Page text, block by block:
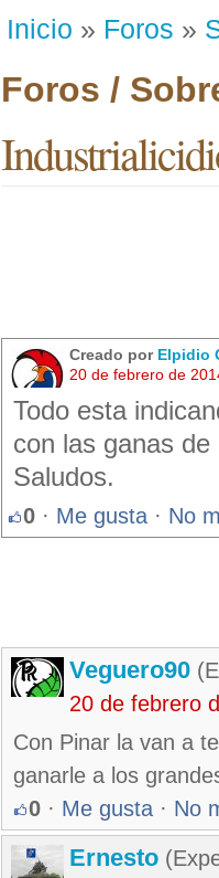
Inicio » Foros »
Foros /
Creado por Elpidio
20 de febrero de
Todo esta
con las ganas
Saludos.
0 · Me gusta · No
Veguero90
20 de febrero
Con Pinar la van a
ganarle a los
0 · Me gusta · No
Ernesto